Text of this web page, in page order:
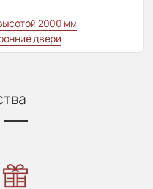
2000 мм
двери